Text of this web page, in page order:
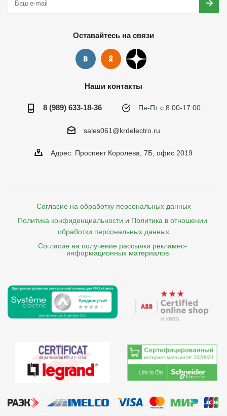
Оставайтесь на связи
Наши контакты
8 (989) 633-18-36 Пн-Пт с 8:00-17:00
sales061@krdelectro.ru
Адрес: Проспект Королева, 7Б, офис 2019
Согласие на обработку персональных данных
Политика конфиденциальности и Политика в отношении
обработки персональных данных
Согласие на получение рассылки рекламно-
    информационных материалов